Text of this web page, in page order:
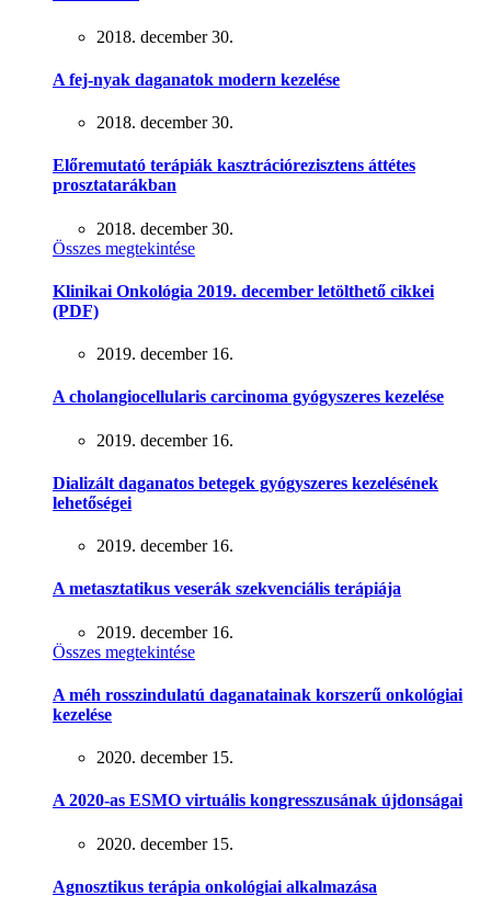
2018. december 30.
A fej-nyak daganatok modern kezelése
2018. december 30.
Előremutató terápiák kasztrációrezisztens áttétes
prosztatarákban
2018. december 30.
Összes megtekintése
Klinikai Onkológia 2019. december letölthető cikkei
(PDF)
2019. december 16.
A cholangiocellularis carcinoma gyógyszeres kezelése
2019. december 16.
Dializált daganatos betegek gyógyszeres kezelésének
lehetőségei
2019. december 16.
A metasztatikus veserák szekvenciális terápiája
2019. december 16.
Összes megtekintése
A méh rosszindulatú daganatainak korszerű onkológiai
kezelése
2020. december 15.
A 2020-as ESMO virtuális kongresszusának újdonságai
2020. december 15.
Agnosztikus terápia onkológiai alkalmazása